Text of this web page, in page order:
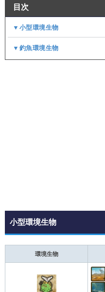
目次
▼小型環境生物
▼釣魚環境生物
小型環境生物
環境生物